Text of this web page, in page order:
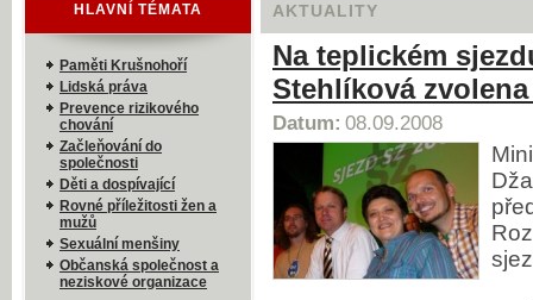
AKTUALITY
Na teplickém
Stehlíková
Datum: 08.09.2008
HLAVNÍ TÉMATA
Paměti Krušnohoří
Lidská práva
Prevence rizikového
chování
Začleňování do
společnosti
Děti a dospívající
Rovné příležitosti žen a
mužů
Sexuální menšiny
Občanská společnost a
neziskové organizace